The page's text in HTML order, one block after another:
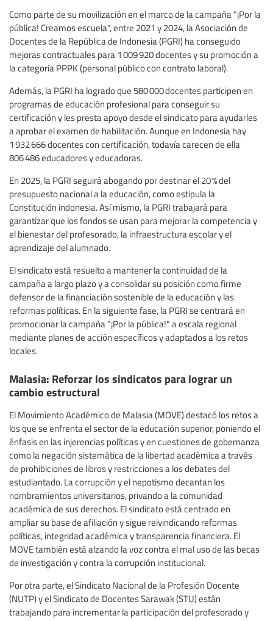
Como parte de su movilización en el marco de la campaña "¡Por la
pública! Creamos escuela", entre 2021 y 2024, la Asociación de
Docentes de la República de Indonesia (PGRI) ha conseguido
mejoras contractuales para 1 009 920 docentes y su promoción a
la categoría PPPK (personal público con contrato laboral).
Además, la PGRI ha logrado que 580 000 docentes participen en
programas de educación profesional para conseguir su
certificación y les presta apoyo desde el sindicato para ayudarles
a aprobar el examen de habilitación. Aunque en Indonesia hay
1 932 666 docentes con certificación, todavía carecen de ella
806 486 educadores y educadoras.
En 2025, la PGRI seguirá abogando por destinar el 20 % del
presupuesto nacional a la educación, como estipula la
Constitución indonesia. Así mismo, la PGRI trabajará para
garantizar que los fondos se usan para mejorar la competencia y
el bienestar del profesorado, la infraestructura escolar y el
aprendizaje del alumnado.
El sindicato está resuelto a mantener la continuidad de la
campaña a largo plazo y a consolidar su posición como firme
defensor de la financiación sostenible de la educación y las
reformas políticas. En la siguiente fase, la PGRI se centrará en
promocionar la campaña "¡Por la pública!" a escala regional
mediante planes de acción específicos y adaptados a los retos
locales.
Malasia: Reforzar los sindicatos para lograr un
cambio estructural
El Movimiento Académico de Malasia (MOVE) destacó los retos a
los que se enfrenta el sector de la educación superior, poniendo el
énfasis en las injerencias políticas y en cuestiones de gobernanza
como la negación sistemática de la libertad académica a través
de prohibiciones de libros y restricciones a los debates del
estudiantado. La corrupción y el nepotismo decantan los
nombramientos universitarios, privando a la comunidad
académica de sus derechos. El sindicato está centrado en
ampliar su base de afiliación y sigue reivindicando reformas
políticas, integridad académica y transparencia financiera. El
MOVE también está alzando la voz contra el mal uso de las becas
de investigación y contra la corrupción institucional.
Por otra parte, el Sindicato Nacional de la Profesión Docente
(NUTP) y el Sindicato de Docentes Sarawak (STU) están
trabajando para incrementar la participación del profesorado y